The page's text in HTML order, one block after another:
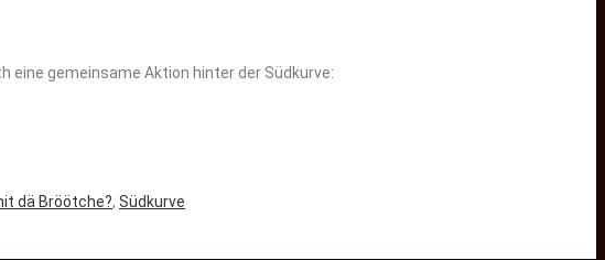
eine gemeinsame Aktion hinter der Südkurve:
dä Bröötche?, Südkurve